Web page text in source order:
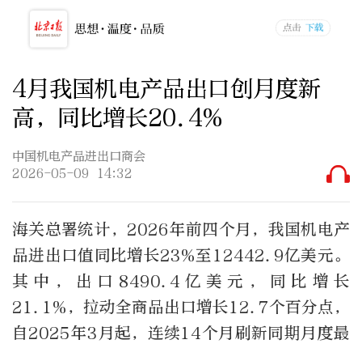
4月我国机电产品出口创月度新
高，同比增长20.4%
中国机电产品进出口商会
2026-05-09 14:32
海关总署统计，2026年前四个月，我国机电产
品进出口值同比增长23%至12442.9亿美元。
其中，出口8490.4亿美元，同比增长
21.1%，拉动全商品出口增长12.7个百分点，
自2025年3月起，连续14个月刷新同期月度最